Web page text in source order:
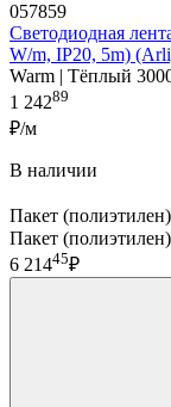
057859
Светодиодная
W/m, IP20, 5m)
Warm | Тёплый
1 24289
₽/м
В наличии
Пакет
Пакет
6 21445₽